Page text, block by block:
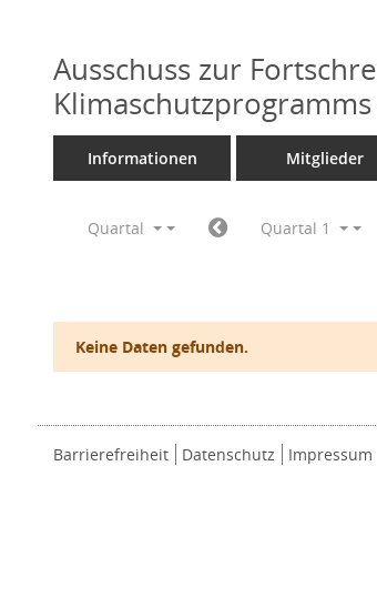
Ausschuss zur
Informationen Mitglieder
Quartal Quartal 1
Keine Daten gefunden.
Barrierefreiheit Datenschutz Impressum